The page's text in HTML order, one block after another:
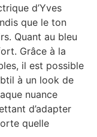
d’Yves
que le ton
Quant au bleu
Grâce à la
il est possible
à un look de
nuance
d’adapter
quelle